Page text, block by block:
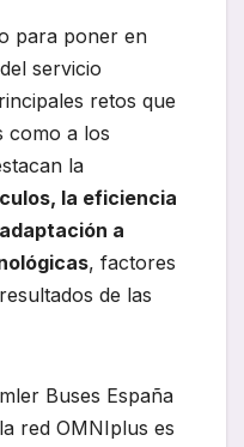
para poner en
servicio
retos que
como a los
la
la eficiencia
a
, factores
de las
Buses España
red OMNIplus es